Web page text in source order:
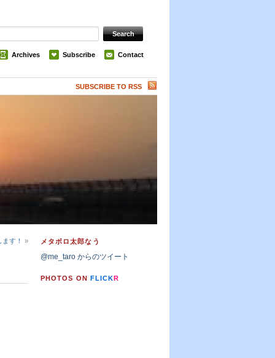
Archives Subscribe Contact
SUBSCRIBE TO RSS
す！ » メタボロ太郎なう
@me_taro からのツイート
PHOTOS ON FLICK R